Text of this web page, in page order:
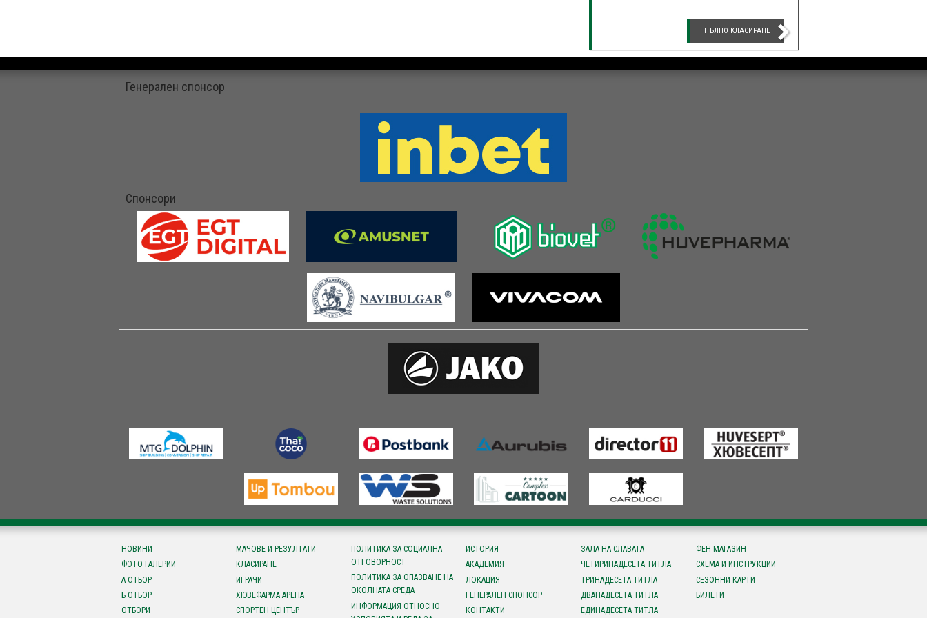
ПЪЛНО КЛАСИРАНЕ
Генерален спонсор
Спонсори
НОВИНИ
ФОТО ГАЛЕРИИ
А ОТБОР
Б ОТБОР
ОТБОРИ
МАЧОВЕ И РЕЗУЛТАТИ
КЛАСИРАНЕ
ИГРАЧИ
ХЮВЕФАРМА АРЕНА
СПОРТЕН ЦЕНТЪР
ПОЛИТИКА ЗА СОЦИАЛНА
ОТГОВОРНОСТ
ПОЛИТИКА ЗА ОПАЗВАНЕ НА
ОКОЛНАТА СРЕДА
ИНФОРМАЦИЯ ОТНОСНО
ИСТОРИЯ
АКАДЕМИЯ
ЛОКАЦИЯ
ГЕНЕРАЛЕН СПОНСОР
КОНТАКТИ
ЗАЛА НА СЛАВАТА
ЧЕТИРИНАДЕСЕТА ТИТЛА
ТРИНАДЕСЕТА ТИТЛА
ДВАНАДЕСЕТА ТИТЛА
ЕДИНАДЕСЕТА ТИТЛА
ФЕН МАГАЗИН
СХЕМА И ИНСТРУКЦИИ
СЕЗОННИ КАРТИ
БИЛЕТИ